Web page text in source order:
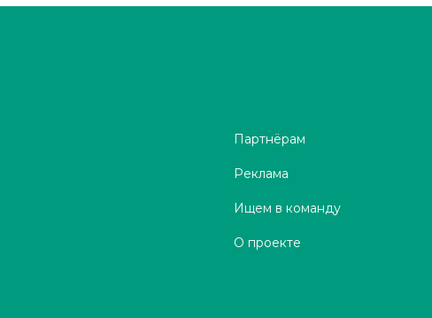
Партнёрам
Реклама
Ищем в команду
О проекте